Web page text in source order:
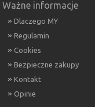
Ważne informacje
Dlaczego MY
Regulamin
Cookies
Bezpieczne zakupy
Kontakt
Opinie